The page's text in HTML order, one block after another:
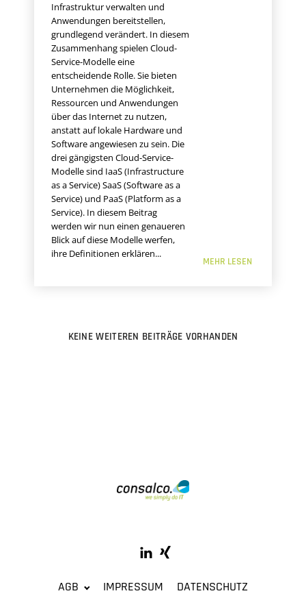
Infrastruktur verwalten und
Anwendungen bereitstellen,
grundlegend verändert. In diesem
Zusammenhang spielen Cloud-
Service-Modelle eine
entscheidende Rolle. Sie bieten
Unternehmen die Möglichkeit,
Ressourcen und Anwendungen
über das Internet zu nutzen,
anstatt auf lokale Hardware und
Software angewiesen zu sein. Die
drei gängigsten Cloud-Service-
Modelle sind IaaS (Infrastructure
as a Service) SaaS (Software as a
Service) und PaaS (Platform as a
Service). In diesem Beitrag
werden wir nun einen genaueren
Blick auf diese Modelle werfen,
ihre Definitionen erklären...
MEHR LESEN
KEINE WEITEREN BEITRÄGE VORHANDEN
AGB IMPRESSUM DATENSCHUTZ